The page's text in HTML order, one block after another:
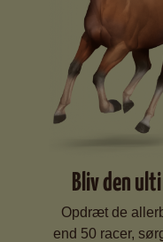
Bliv den
Opdræt de
end 50 racer,